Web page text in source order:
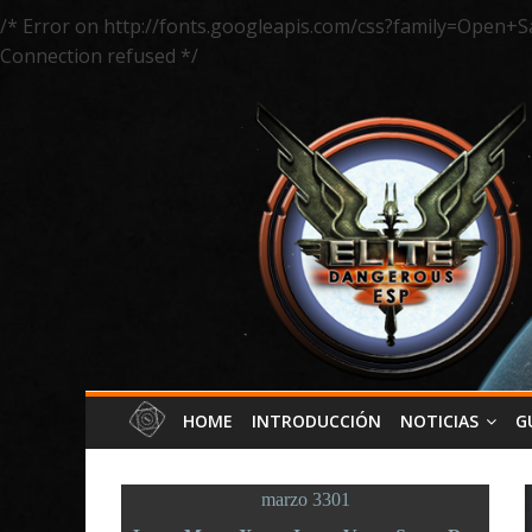
/* Error on http://fonts.googleapis.com/
Connection refused */
HOME INTRODUCCIÓN NOTICIAS
marzo 3301